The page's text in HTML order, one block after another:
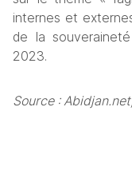
internes et
de la
2023.
Source :